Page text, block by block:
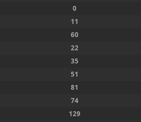
0
11
60
22
35
51
81
74
129